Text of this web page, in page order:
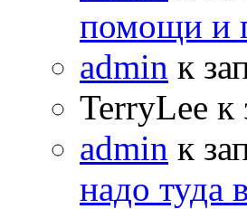
помощи и
admin к
TerryLee к
admin к
надо туда